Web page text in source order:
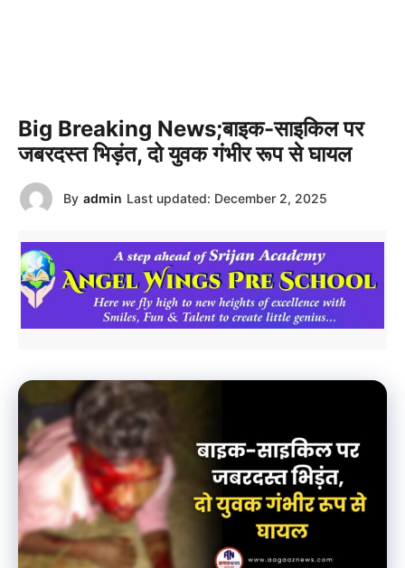
Big Breaking News;बाइक-साइकिल पर
जबरदस्त भिड़ंत, दो युवक गंभीर रूप से घायल
By admin Last updated: December 2, 2025